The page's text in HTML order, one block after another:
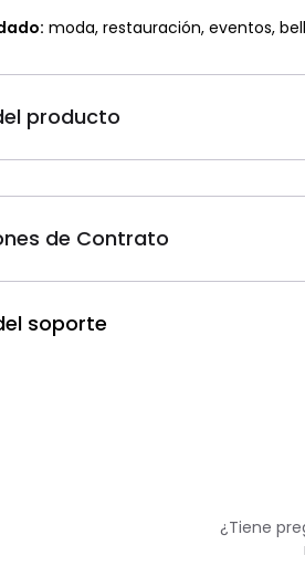
moda, restauración, eventos,
producto
de Contrato
soporte
¿Tiene